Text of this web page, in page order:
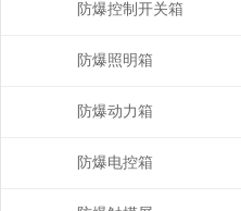
防爆控制开关箱
防爆照明箱
防爆动力箱
防爆电控箱